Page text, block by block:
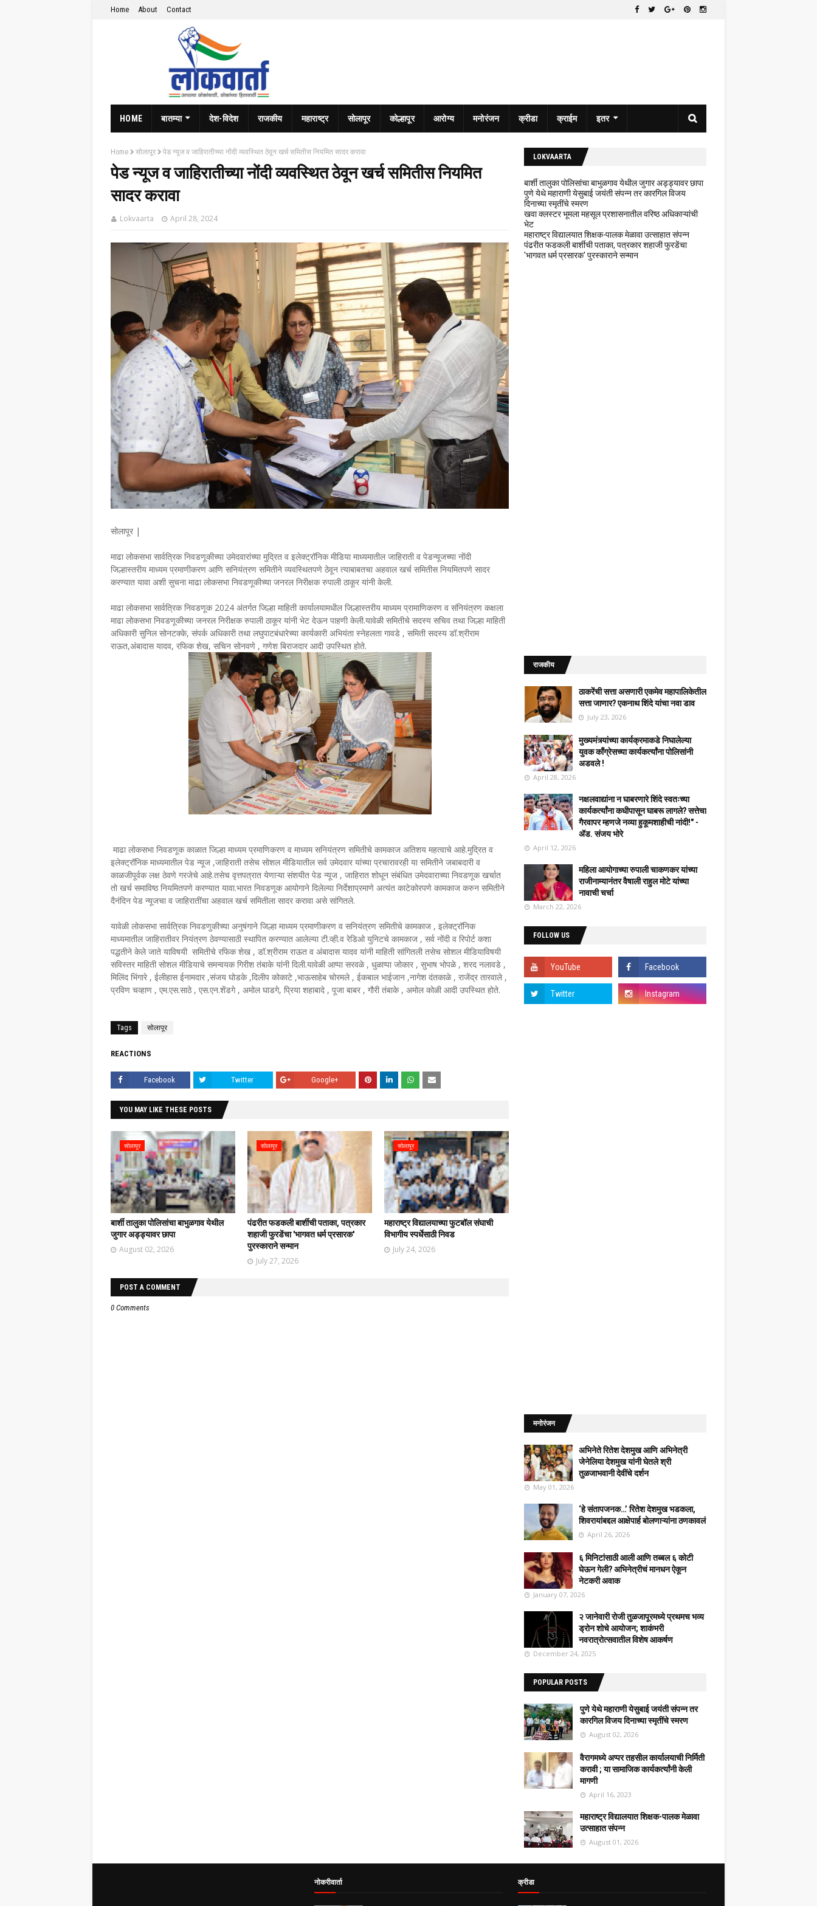
Home About Contact
HOME बातम्या देश-विदेश राजकीय महाराष्ट्र सोलापूर कोल्हापूर आरोग्य मनोरंजन क्रीडा क्राईम इतर
Home सोलापूर पेड न्यूज व जाहिरातीच्या नोंदी व्यवस्थित ठेवून खर्च समितीस नियमित सादर करावा
पेड न्यूज व जाहिरातीच्या नोंदी व्यवस्थित ठेवून खर्च समितीस नियमित
सादर करावा
Lokvaarta April 28, 2024
सोलापूर |
माढा लोकसभा सार्वत्रिक निवडणूकीच्या उमेदवारांच्या मुद्रित व इलेक्ट्रॉनिक मीडिया माध्यमातील जाहिराती व पेडन्यूजच्या नोंदी
जिल्हास्तरीय माध्यम प्रमाणीकरण आणि सनियंत्रण समितीने व्यवस्थितपणे ठेवून त्याबाबतचा अहवाल खर्च समितीस नियमितपणे सादर
करण्यात यावा अशी सुचना माढा लोकसभा निवडणूकीच्या जनरल निरीक्षक रुपाली ठाकूर यांनी केली.
माढा लोकसभा सार्वत्रिक निवडणूक 2024 अंतर्गत जिल्हा माहिती कार्यालयामधील जिल्हास्तरीय माध्यम प्रामाणिकरण व संनियंत्रण कक्षला
माढा लोकसभा निवडणूकीच्या जनरल निरीक्षक रुपाली ठाकूर यांनी भेट देऊन पाहणी केली.यावेळी समितीचे सदस्य सचिव तथा जिल्हा माहिती
अधिकारी सुनिल सोनटक्के, संपर्क अधिकारी तथा लघुपाटबंधारेच्या कार्यकारी अभियंता स्नेहलता गावडे , समिती सदस्य डॉ.श्रीराम
राऊत,अंबादास यादव, रफिक शेख, सचिन सोनवणे , गणेश बिराजदार आदी उपस्थित होते.
माढा लोकसभा निवडणूक काळात जिल्हा माध्यम प्रमाणिकरण व माध्यम सनियंत्रण समितीचे कामकाज अतिशय महत्वाचे आहे.मुद्रित व
इलेक्ट्रॉनिक माध्यमातील पेड न्यूज ,जाहिराती तसेच सोशल मीडियातील सर्व उमेदवार यांच्या प्रचारावरही या समितीने जबाबदारी व
काळजीपूर्वक लक्ष ठेवणे गरजेचे आहे.तसेच वृत्तपत्रात येणाऱ्या संशयीत पेड न्यूज , जाहिरात शोधून संबंधित उमेदवाराच्या निवडणूक खर्चात
तो खर्च समाविष्ठ नियमितपणे करण्यात यावा.भारत निवडणूक आयोगाने दिलेल्या निर्देशाप्रमाणे अत्यंत काटेकोरपणे कामकाज करुन समितीने
दैनंदिन पेड न्यूजचा व जाहिरातींचा अहवाल खर्च समितीला सादर करावा असे सांगितले.
यावेळी लोकसभा सार्वत्रिक निवडणुकीच्या अनुषंगाने जिल्हा माध्यम प्रमाणीकरण व सनियंत्रण समितीचे कामकाज , इलेक्ट्रॉनिक
माध्यमातील जाहिरातीवर नियंत्रण ठेवण्यासाठी स्थापित करण्यात आलेल्या टी.व्ही.व रेडिओ युनिटचे कामकाज , सर्व नोंदी व रिपोर्ट कशा
पद्धतीने केले जाते याविषयी समितीचे रफिक शेख , डॉ.श्रीराम राऊत व अंबादास यादव यांनी माहिती सांगितली तसेच सोशल मीडियाविषयी
सविस्तर माहिती सोशल मीडियाचे समन्वयक गिरीश तंबाके यांनी दिली.यावेळी आप्पा सरवळे , धुळाप्पा जोकार , सुभाष भोपळे , शरद नलावडे ,
मिलिंद भिंगारे , ईलीहास ईनामदार ,संजय घोडके ,दिलीप कोकाटे ,भाऊसाहेब चोरमले , ईकबाल भाईजान ,नागेश दंतकाळे , राजेंद्र तारवाले ,
प्रविण चव्हाण , एम.एस.साठे , एस.एन.शेंडगे , अमोल घाडगे, प्रिया शहाबादे , पूजा बाबर , गौरी तंबाके , अमोल कोळी आदी उपस्थित होते.
Tags सोलापूर
REACTIONS
Facebook Twitter Google+
YOU MAY LIKE THESE POSTS
सोलापूर
बार्शी तालुका पोलिसांचा बाभुळगाव येथील
जुगार अड्ड्यावर छापा
August 02, 2026
सोलापूर
पंढरीत फडकली बार्शीची पताका, पत्रकार
शहाजी फुरडेंचा 'भागवत धर्म प्रसारक'
पुरस्काराने सन्मान
July 27, 2026
सोलापूर
महाराष्ट्र विद्यालयाच्या फुटबॉल संघाची
विभागीय स्पर्धेसाठी निवड
July 24, 2026
POST A COMMENT
0 Comments
LOKVAARTA
बार्शी तालुका पोलिसांचा बाभुळगाव येथील जुगार अड्ड्यावर छापा
पुणे येथे महाराणी येसुबाई जयंती संपन्न तर कारगिल विजय
दिनाच्या स्मृतींचे स्मरण
खवा क्लस्टर भूमला महसूल प्रशासनातील वरिष्ठ अधिकाऱ्यांची
भेट
महाराष्ट्र विद्यालयात शिक्षक-पालक मेळावा उत्साहात संपन्न
पंढरीत फडकली बार्शीची पताका, पत्रकार शहाजी फुरडेंचा
'भागवत धर्म प्रसारक' पुरस्काराने सन्मान
राजकीय
ठाकरेंची सत्ता असणारी एकमेव महापालिकेतील
सत्ता जाणार? एकनाथ शिंदे यांचा नवा डाव
July 23, 2026
मुख्यमंत्र्यांच्या कार्यक्रमाकडे निघालेल्या
युवक काँग्रेसच्या कार्यकर्त्यांना पोलिसांनी
अडवले !
April 28, 2026
नक्षलवाद्यांना न घाबरणारे शिंदे स्वतःच्या
कार्यकर्त्यांना कधीपासून घाबरू लागले? सत्तेचा
गैरवापर म्हणजे नव्या हुकूमशाहीची नांदी!" -
ॲड. संजय भोरे
April 12, 2026
महिला आयोगाच्या रुपाली चाकणकर यांच्या
राजीनाम्यानंतर वैषाली राहुल मोटे यांच्या
नावाची चर्चा
March 22, 2026
FOLLOW US
मनोरंजन
अभिनेते रितेश देशमुख आणि अभिनेत्री
जेनेलिया देशमुख यांनी घेतले श्री
तुळजाभवानी देवींचे दर्शन
May 01, 2026
‘हे संतापजनक…’ रितेश देशमुख भडकला,
शिवरायांबद्दल आक्षेपार्ह बोलणाऱ्यांना ठणकावलं
April 26, 2026
६ मिनिटांसाठी आली आणि तब्बल ६ कोटी
घेऊन गेली? अभिनेत्रीचं मानधन ऐकून
नेटकरी अवाक
January 07, 2026
२ जानेवारी रोजी तुळजापूरमध्ये प्रथमच भव्य
ड्रोन शोचे आयोजन; शाकंभरी
नवरात्रोत्सवातील विशेष आकर्षण
December 24, 2025
POPULAR POSTS
पुणे येथे महाराणी येसुबाई जयंती संपन्न तर
कारगिल विजय दिनाच्या स्मृतींचे स्मरण
August 02, 2026
वैरागमध्ये अप्पर तहसील कार्यालयाची निर्मिती
करावी ; या सामाजिक कार्यकर्त्यांनी केली
मागणी
April 16, 2023
महाराष्ट्र विद्यालयात शिक्षक-पालक मेळावा
उत्साहात संपन्न
August 01, 2026
नोकरीवार्ता क्रीडा